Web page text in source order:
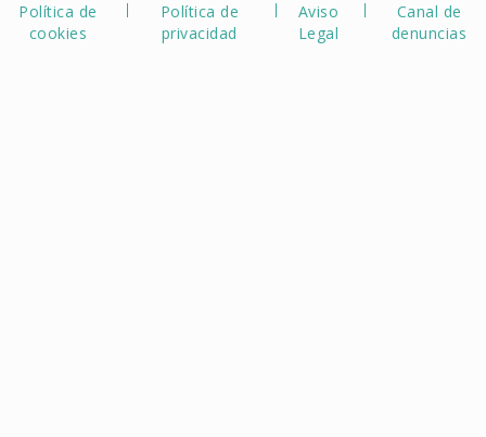
Política de
cookies
Política de
privacidad
Aviso
Legal
Canal de
denuncias